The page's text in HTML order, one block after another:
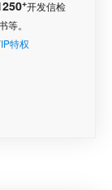
+开发信检
等。
特权